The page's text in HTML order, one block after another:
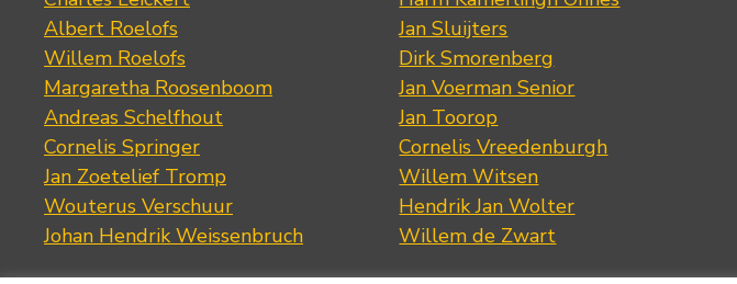
Albert Roelofs
Willem Roelofs
Margaretha Roosenboom
Andreas Schelfhout
Cornelis Springer
Jan Zoetelief Tromp
Wouterus Verschuur
Johan Hendrik Weissenbruch
Jan Sluijters
Dirk Smorenberg
Jan Voerman Senior
Jan Toorop
Cornelis Vreedenburgh
Willem Witsen
Hendrik Jan Wolter
Willem de Zwart